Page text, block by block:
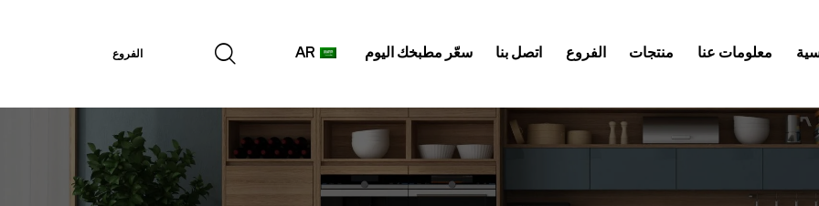
معلومات عنا منتجات الفروع اتصل بنا سعّر مطبخك اليوم AR الفروع